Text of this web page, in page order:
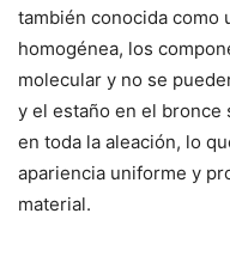
también conocida como
homogénea, los
molecular y no se
y el estaño en el bronce
en toda la aleación, lo
apariencia uniforme y
material.